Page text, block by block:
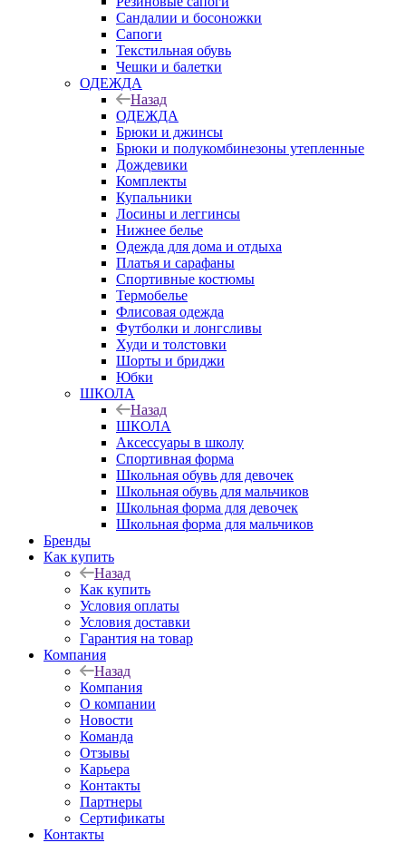
Сандалии и босоножки
Сапоги
Текстильная обувь
Чешки и балетки
ОДЕЖДА
Назад
ОДЕЖДА
Брюки и джинсы
Брюки и полукомбинезоны утепленные
Дождевики
Комплекты
Купальники
Лосины и леггинсы
Нижнее белье
Одежда для дома и отдыха
Платья и сарафаны
Спортивные костюмы
Термобелье
Флисовая одежда
Футболки и лонгсливы
Худи и толстовки
Шорты и бриджи
Юбки
ШКОЛА
Назад
ШКОЛА
Аксессуары в школу
Спортивная форма
Школьная обувь для девочек
Школьная обувь для мальчиков
Школьная форма для девочек
Школьная форма для мальчиков
Бренды
Как купить
Назад
Как купить
Условия оплаты
Условия доставки
Гарантия на товар
Компания
Назад
Компания
О компании
Новости
Команда
Отзывы
Карьера
Контакты
Партнеры
Сертификаты
Контакты